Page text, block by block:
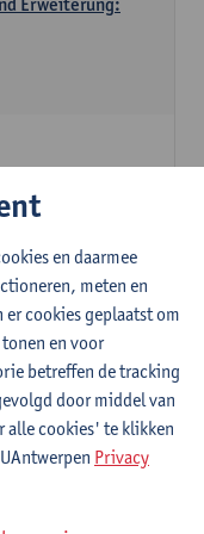
Language
en daarmee
meten en
cookies geplaatst om
en voor
betreffen de tracking
door middel van
alle cookies' te klikken
Privacy